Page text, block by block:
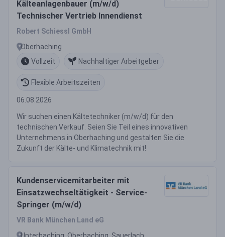
Kälteanlagenbauer (m/w/d)
Technischer Vertrieb Innendienst
Robert Schiessl GmbH
Oberhaching
Vollzeit
Nachhaltiger Arbeitgeber
Flexible Arbeitszeiten
06.08.2026
Wir suchen einen Kältetechniker (m/w/d) für den
technischen Verkauf. Seien Sie Teil eines innovativen
Unternehmens in Oberhaching und gestalten Sie die
Zukunft der Kälte- und Klimatechnik mit!
Kundenservicemitarbeiter mit
Einsatzwechseltätigkeit - Service-
Springer (m/w/d)
VR Bank München Land eG
Unterhaching, Oberhaching, Sauerlach